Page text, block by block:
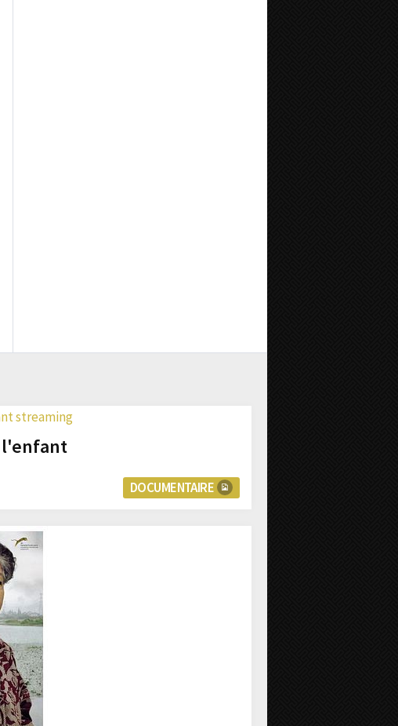
l'enfant
DOCUMENTAIRE